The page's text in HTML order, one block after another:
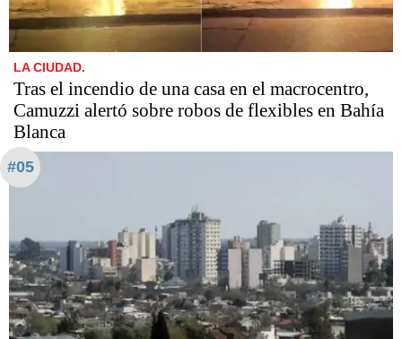
LA CIUDAD.
Tras el incendio de una casa en el macrocentro,
Camuzzi alertó sobre robos de flexibles en Bahía
Blanca
#05